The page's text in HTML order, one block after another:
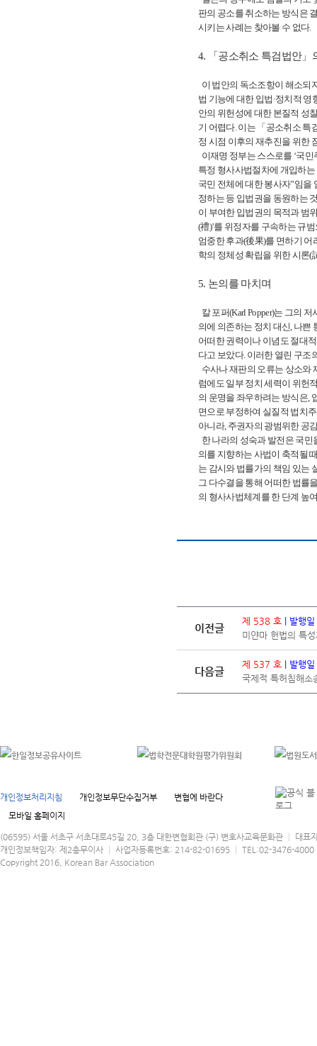
판의 공소를 취소하는 방식은
시키는 사례는 찾아볼 수 없다.
4. 「공소취소 특검법안」
이 법안의 독소조항이 해소되
법 기능에 대한 입법·정치적
안의 위헌성에 대한 본질적 성
기 어렵다. 이는 「공소취소 특
정 시점 이후의 재추진을 위한
이재명 정부는 스스로를 ‘국
특정 형사사법절차에 개입하
국민 전체에 대한 봉사자”임을
정하는 등 입법권을 동원하는
이 부여한 입법권의 목적과 범
(禮)’를 위정자를 구속하는 규
엄중한 후과(後果)를 면하기
학의 정체성 확립을 위한 시론(
5. 논의를 마치며
칼 포퍼(Karl Popper)는 그의
의에 의존하는 정치 대신, 나쁜
어떠한 권력이나 이념도 절대
다고 보았다. 이러한 열린 구조
수사나 재판의 오류는 상소와
럼에도 일부 정치 세력이 위헌
의 운명을 좌우하려는 방식은,
면으로 부정하여 실질적 법치
아니라, 주권자의 광범위한 공
한 나라의 성숙과 발전은 국민
의를 지향하는 사법이 축적될
는 감시와 법률가의 책임 있는
그 다수결을 통해 어떠한 법률
의 형사사법체계를 한 단계 높
이전글
제 538 호 | 발행
미얀마 헌법의 특
다음글
제 537 호 | 발행
국제적 특허침해소
개인정보처리지침 개인정보무단수집거부
변협에 바란다
모바일 홈페이지
(06595) 서울 서초구 서초대로45길 20, 3층 대한변협회관 (구) 변호사교육문화관 │ 대표
개인정보책임자: 제2총무이사 │ 사업자등록번호: 214-82-01695 │ TEL:02-3476-
Copyright 2016, Korean Bar Association